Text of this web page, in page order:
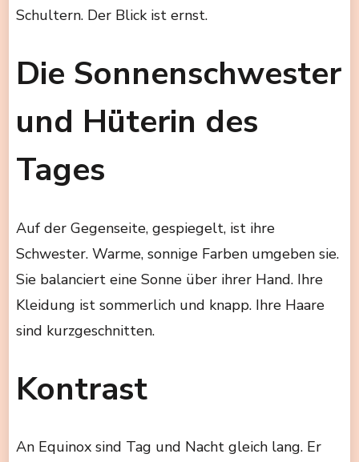
Schultern. Der Blick ist ernst.
Die Sonnenschwester
und Hüterin des
Tages
Auf der Gegenseite, gespiegelt, ist ihre
Schwester. Warme, sonnige Farben umgeben sie.
Sie balanciert eine Sonne über ihrer Hand. Ihre
Kleidung ist sommerlich und knapp. Ihre Haare
sind kurzgeschnitten.
Kontrast
An Equinox sind Tag und Nacht gleich lang. Er